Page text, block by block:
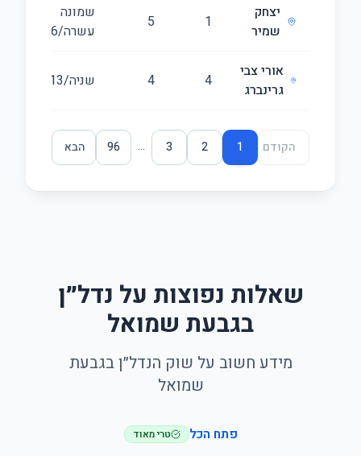
יצחק
שמיר
1
5
שמונה
עשרה/16
אורי צבי
גרינברג
4
4 שניה/13
הקודם 1
2
3
...
96 הבא
שאלות נפוצות על נדל״ן
בגבעת שמואל
מידע חשוב על שוק הנדל״ן בגבעת
שמואל
פתח הכל טרי מאוד